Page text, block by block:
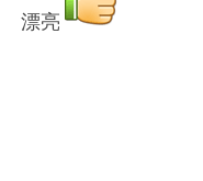
漂亮